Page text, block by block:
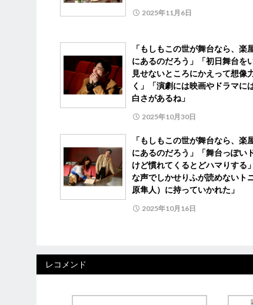
2025年11月6日
「もしもこの世が舞台なら、楽
にあるのだろう」「初日舞台を
見せないところにかえって想像
く」「演劇には映画やドラマに
白さがあるね」
2025年10月30日
「もしもこの世が舞台なら、楽
にあるのだろう」「舞台っぽい
けど慣れてくるとどハマりする
な声でしかせりふが読めないト
原隼人）に持っていかれた」
2025年10月16日
レコメンド